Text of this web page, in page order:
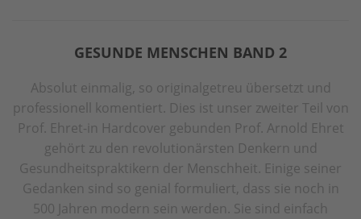
GESUNDE MENSCHEN BAND 2
Absolut einmalig, so originalgetreu übersetzt und
professionell komentiert. Dies ist unser zweiter Teil von
Prof. Ehret-in Hardcover gebunden Prof. Arnold Ehret
gehört zu den revolutionärsten Denkern und
Gesundheitspraktikern der Menschheit. Einige seiner
Gedanken sind so genial formuliert, dass sie noch in
500 Jahren modern sein werden. Sie sind einfach